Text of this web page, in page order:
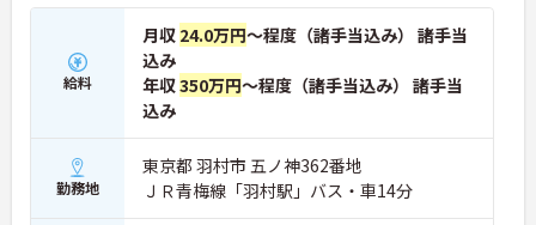
給料
月収 24.0万円～程度（諸手当込み） 諸手当
込み
年収350万円～程度（諸手当込み） 諸手当
込み
勤務地
東京都 羽村市 五ノ神362番地
ＪＲ青梅線「羽村駅」バス・車14分